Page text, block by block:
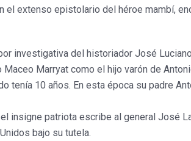
el extenso epistolario del héroe mambí,
investigativa del historiador José
Maceo Marryat como el hijo varón de
tenía 10 años. En esta época su padre
el insigne patriota escribe al general José
bajo su tutela.